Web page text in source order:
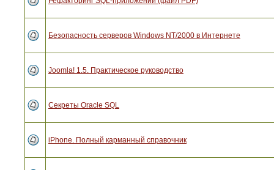
Безопасность серверов Windows NT/2000 в Интернете
Joomla! 1.5. Практическое руководство
Секреты Oracle SQL
iPhone. Полный карманный справочник